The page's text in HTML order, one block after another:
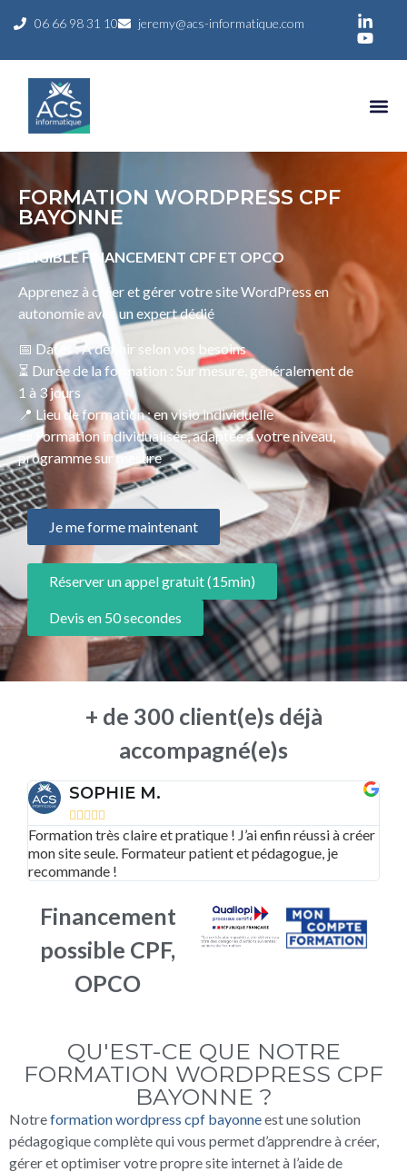
06 66 98 31 10 jeremy@acs-informatique.com
FORMATION WORDPRESS CPF
BAYONNE
ELIGIBLE FINANCEMENT CPF ET OPCO
Apprenez à créer et gérer votre site WordPress en
autonomie avec un expert dédié
📅 Dates : À définir selon vos besoins
⏳ Durée de la formation : Sur mesure, généralement de
1 à 3 jours
📍 Lieu de formation : en visio individuelle
📜 Formation individualisée, adaptée à votre niveau,
programme sur mesure
Je me forme maintenant
Réserver un appel gratuit (15min)
Devis en 50 secondes
+ de 300 client(e)s déjà
accompagné(e)s
SOPHIE M.

Formation très claire et pratique ! J’ai enfin réussi à créer
mon site seule. Formateur patient et pédagogue, je
recommande !
Financement
possible CPF,
OPCO
QU'EST-CE QUE NOTRE
FORMATION WORDPRESS CPF
BAYONNE ?
Notreformation wordpress cpf bayonneest une solution
pédagogique complète qui vous permet d’apprendre à créer,
gérer et optimiser votre propre site internet à l’aide de